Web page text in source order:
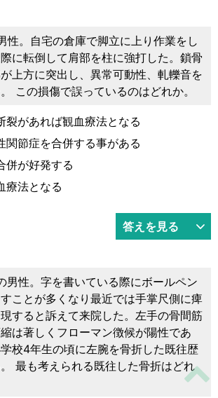
性。自宅の倉庫で脚立に上り作業をし
に転倒して肩部を柱に強打した。鎖骨
上方に突出し、異常可動性、軋轢音を
この損傷で誤っているのはどれか。
裂があれば観血療法となる
関節症を合併する事がある
併が好発する
療法となる
答えを見る
男性。字を書いている際にボールペン
ことが多くなり最近では手掌尺側に痺
すると訴えて来院した。左手の骨間筋
は著しくフローマン徴候が陽性であ
校4年生の頃に左腕を骨折した既往歴
最も考えられる既往した骨折はどれ